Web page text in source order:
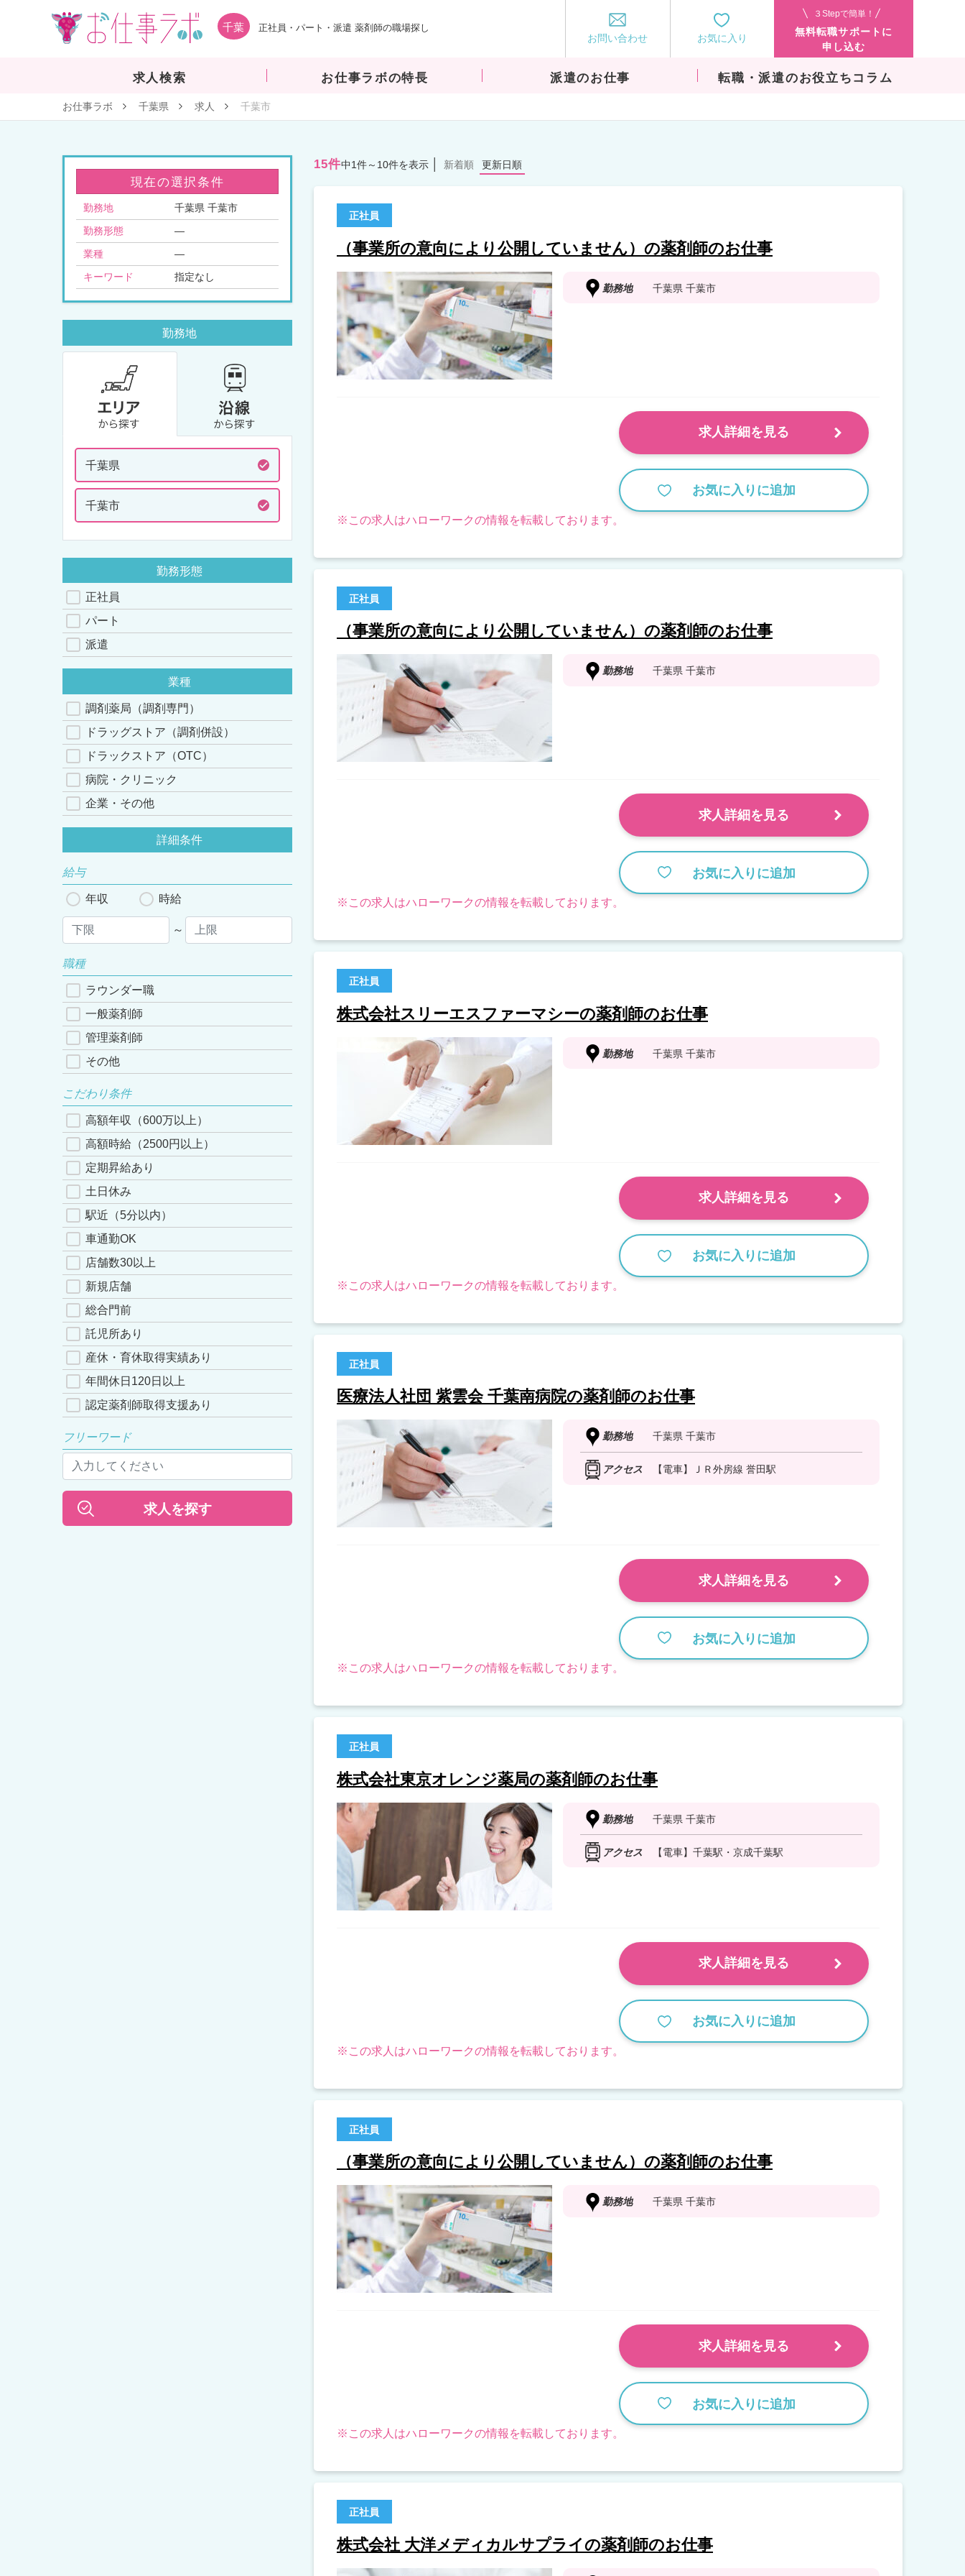
千葉 正社員・パート・派遣 薬剤師の職場探し
お問い合わせ お気に入り
３Stepで簡単！
無料転職サポートに
申し込む
求人検索 お仕事ラボの特長 派遣のお仕事 転職・派遣のお役立ちコラム
お仕事ラボ 千葉県 求人 千葉市
現在の選択条件
勤務地 千葉県 千葉市
勤務形態 —
業種 —
キーワード 指定なし
勤務地
千葉県
千葉市
勤務形態
正社員
パート
派遣
業種
調剤薬局（調剤専門）
ドラッグストア（調剤併設）
ドラックストア（OTC）
病院・クリニック
企業・その他
詳細条件
給与
年収 時給
～
職種
ラウンダー職
一般薬剤師
管理薬剤師
その他
こだわり条件
高額年収（600万以上）
高額時給（2500円以上）
定期昇給あり
土日休み
駅近（5分以内）
車通勤OK
店舗数30以上
新規店舗
総合門前
託児所あり
産休・育休取得実績あり
年間休日120日以上
認定薬剤師取得支援あり
フリーワード
求人を探す
15件中1件～10件を表示 新着順 更新日順
正社員
（事業所の意向により公開していません）の薬剤師のお仕事
勤務地 千葉県 千葉市
求人詳細を見る
お気に入りに追加
※この求人はハローワークの情報を転載しております。
正社員
（事業所の意向により公開していません）の薬剤師のお仕事
勤務地 千葉県 千葉市
求人詳細を見る
お気に入りに追加
※この求人はハローワークの情報を転載しております。
正社員
株式会社スリーエスファーマシーの薬剤師のお仕事
勤務地 千葉県 千葉市
求人詳細を見る
お気に入りに追加
※この求人はハローワークの情報を転載しております。
正社員
医療法人社団 紫雲会 千葉南病院の薬剤師のお仕事
勤務地 千葉県 千葉市
アクセス 【電車】ＪＲ外房線 誉田駅
求人詳細を見る
お気に入りに追加
※この求人はハローワークの情報を転載しております。
正社員
株式会社東京オレンジ薬局の薬剤師のお仕事
勤務地 千葉県 千葉市
アクセス 【電車】千葉駅・京成千葉駅
求人詳細を見る
お気に入りに追加
※この求人はハローワークの情報を転載しております。
正社員
（事業所の意向により公開していません）の薬剤師のお仕事
勤務地 千葉県 千葉市
求人詳細を見る
お気に入りに追加
※この求人はハローワークの情報を転載しております。
正社員
株式会社 大洋メディカルサプライの薬剤師のお仕事